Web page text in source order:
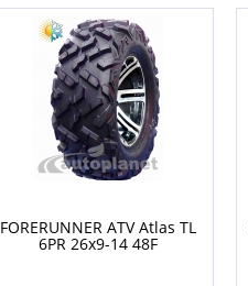
FORERUNNER ATV Atlas TL
6PR 26x9-14 48F